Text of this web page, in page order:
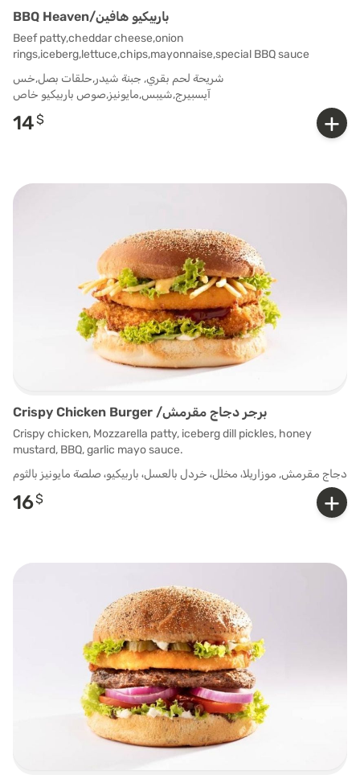
BBQ Heaven/باربيكيو هافين
Beef patty,cheddar cheese,onion
rings,iceberg,lettuce,chips,mayonnaise,special BBQ sauce
شريحة لحم بقري, جبنة شيدر,حلقات بصل,خس
آيسبيرج,شيبس,مايونيز,صوص باربيكيو خاص
14$ +
Crispy Chicken Burger /برجر دجاج مقرمش
Crispy chicken, Mozzarella patty, iceberg dill pickles, honey
mustard, BBQ, garlic mayo sauce.
دجاج مقرمش, موزاريلا، مخلل، خردل بالعسل، باربيكيو، صلصة مايونيز بالثوم
16$ +